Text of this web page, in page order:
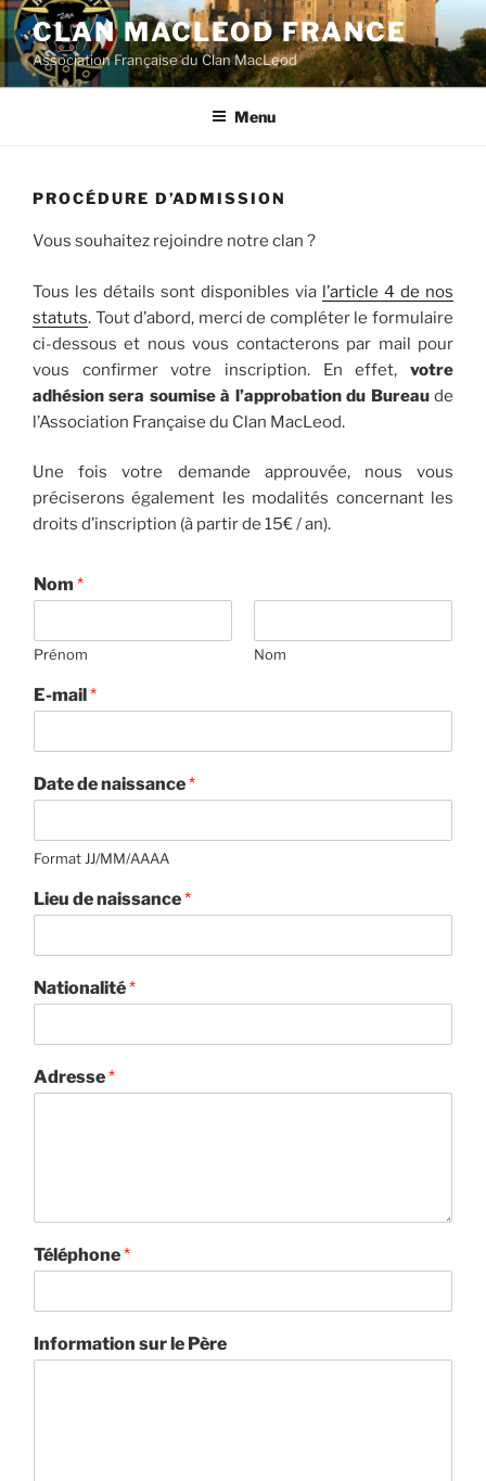
Aller
au
contenu
principal
CLAN MACLEOD FRANCE
Association Française du Clan MacLeod
Menu
PROCÉDURE D’ADMISSION
Vous souhaitez rejoindre notre clan ?
Tous les détails sont disponibles via l’article 4 de nos
statuts. Tout d’abord, merci de compléter le formulaire
ci-dessous et nous vous contacterons par mail pour
vous confirmer votre inscription. En effet, votre
adhésion sera soumise à l’approbation du Bureau de
l’Association Française du Clan MacLeod.
Une fois votre demande approuvée, nous vous
préciserons également les modalités concernant les
droits d’inscription (à partir de 15€ / an).
Nom *
Prénom Nom
E-mail*
Date de naissance*
Format JJ/MM/AAAA
Lieu de naissance*
Nationalité*
Adresse*
Téléphone*
Information sur le Père